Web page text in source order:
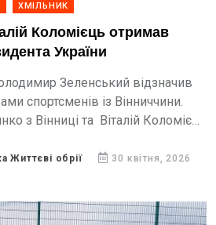
ХМІЛЬНИК
Коломієць отримав
України
Зеленський відзначив
спортсменів із Вінниччини.
з Вінниці та Віталій Коломієць
Життєві обрії 30 квітня, 2026